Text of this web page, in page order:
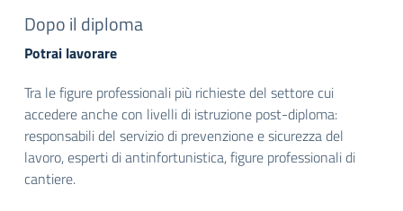
Dopo il diploma
Potrai lavorare
Tra le figure professionali più richieste del settore cui
accedere anche con livelli di istruzione post-diploma:
responsabili del servizio di prevenzione e sicurezza del
lavoro, esperti di antinfortunistica, figure professionali di
cantiere.